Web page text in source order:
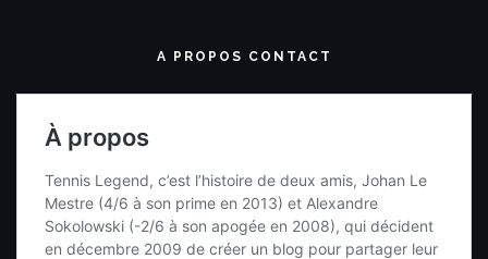
A PROPOS CONTACT